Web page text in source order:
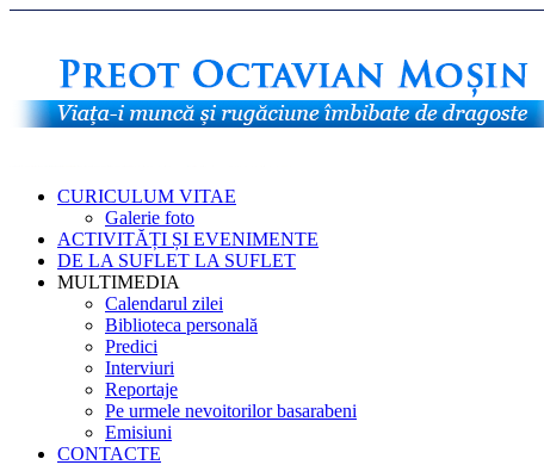
CURICULUM VITAE
Galerie foto
ACTIVITĂȚI ȘI EVENIMENTE
DE LA SUFLET LA SUFLET
MULTIMEDIA
Calendarul zilei
Biblioteca personală
Predici
Interviuri
Reportaje
Pe urmele nevoitorilor basarabeni
Emisiuni
CONTACTE